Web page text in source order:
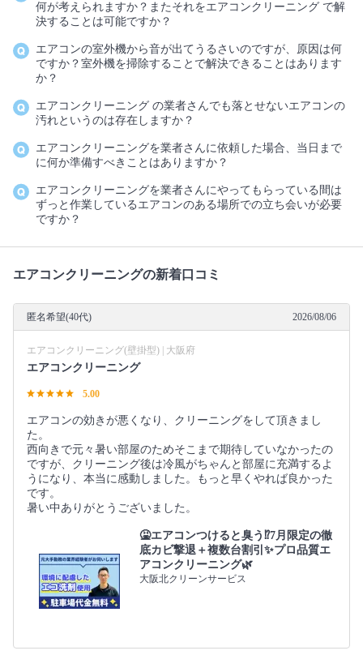
何が考えられますか？またそれをエアコンクリーニング で解
決することは可能ですか？
エアコンの室外機から音が出てうるさいのですが、原因は何
ですか？室外機を掃除することで解決できることはあります
か？
エアコンクリーニング の業者さんでも落とせないエアコンの
汚れというのは存在しますか？
エアコンクリーニングを業者さんに依頼した場合、当日まで
に何か準備すべきことはありますか？
エアコンクリーニングを業者さんにやってもらっている間は
ずっと作業しているエアコンのある場所での立ち会いが必要
ですか？
エアコンクリーニングの新着口コミ
匿名希望(40代) 2026/08/06
エアコンクリーニング(壁掛型) | 大阪府
エアコンクリーニング
5.00
エアコンの効きが悪くなり、クリーニングをして頂きまし
た。
西向きで元々暑い部屋のためそこまで期待していなかったの
ですが、クリーニング後は冷風がちゃんと部屋に充満するよ
うになり、本当に感動しました。もっと早くやれば良かった
です。
暑い中ありがとうございました。
🤮エアコンつけると臭う⁉️7月限定の徹
底カビ撃退＋複数台割引✨プロ品質エ
アコンクリーニング🌿
大阪北クリーンサービス